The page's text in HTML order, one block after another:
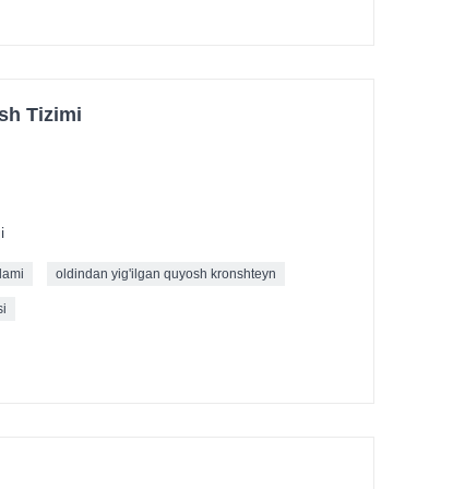
Tizimi
oldindan yig'ilgan quyosh kronshteyn